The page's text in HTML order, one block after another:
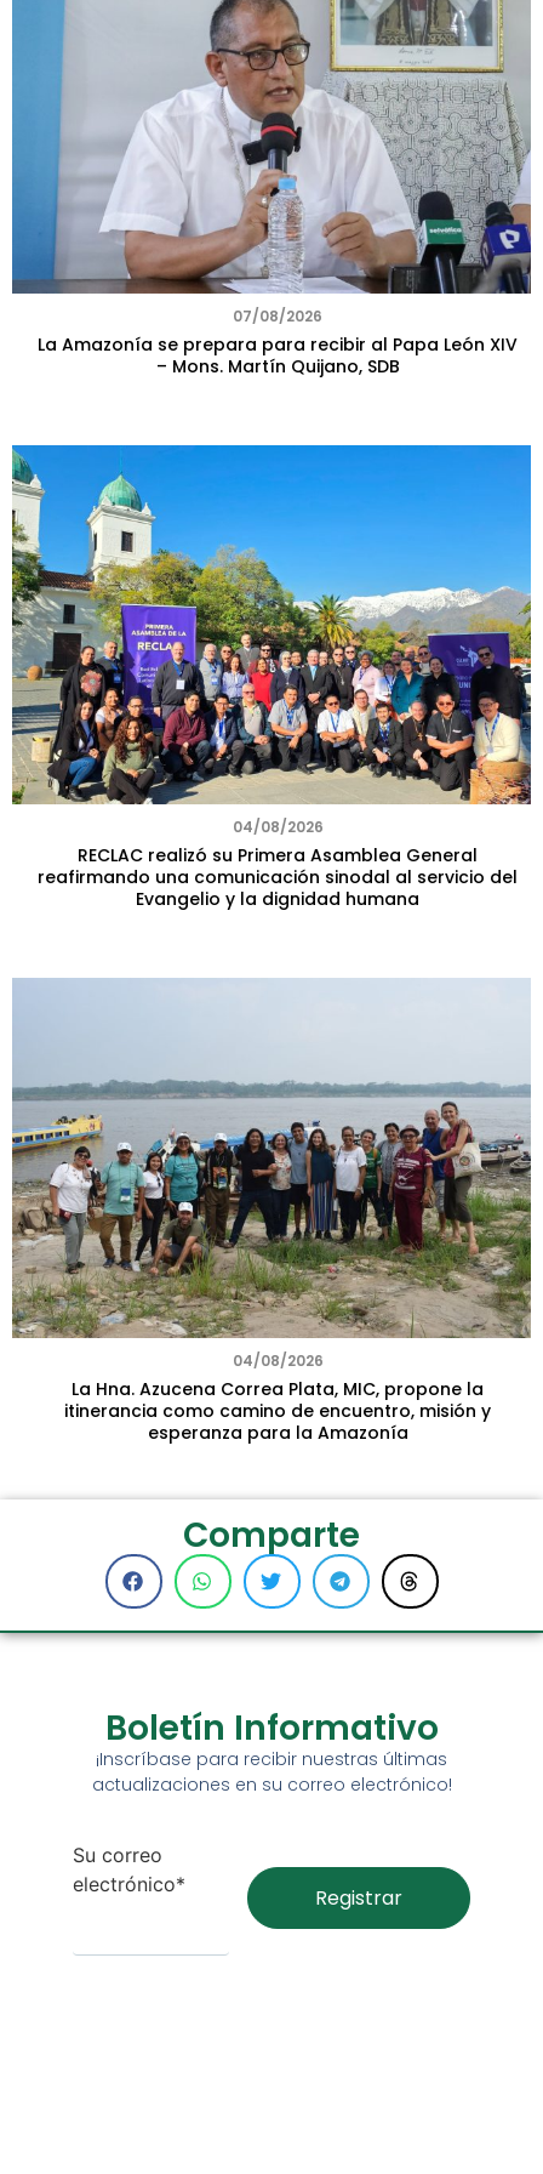
07/08/2026
La Amazonía se prepara para recibir al Papa León XIV
– Mons. Martín Quijano, SDB
04/08/2026
RECLAC realizó su Primera Asamblea General
reafirmando una comunicación sinodal al servicio del
Evangelio y la dignidad humana
04/08/2026
La Hna. Azucena Correa Plata, MIC, propone la
itinerancia como camino de encuentro, misión y
esperanza para la Amazonía
Comparte
Boletín Informativo
¡Inscríbase para recibir nuestras últimas
actualizaciones en su correo electrónico!
Su correo
electrónico*